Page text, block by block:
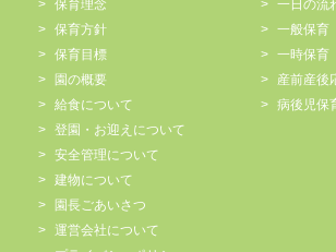
保育理念
保育方針
保育目標
園の概要
給食について
登園・お迎えについて
安全管理について
建物について
園長ごあいさつ
運営会社について
一日の流
一般保育
一時保育
産前産後
病後児保